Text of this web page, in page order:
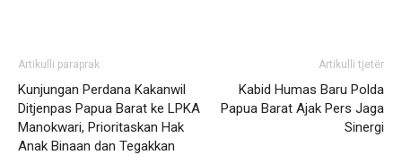
Artikulli paraprak
Kunjungan Perdana Kakanwil
Ditjenpas Papua Barat ke LPKA
Manokwari, Prioritaskan Hak
Anak Binaan dan Tegakkan
Artikulli tjetër
Kabid Humas Baru Polda
Papua Barat Ajak Pers Jaga
Sinergi